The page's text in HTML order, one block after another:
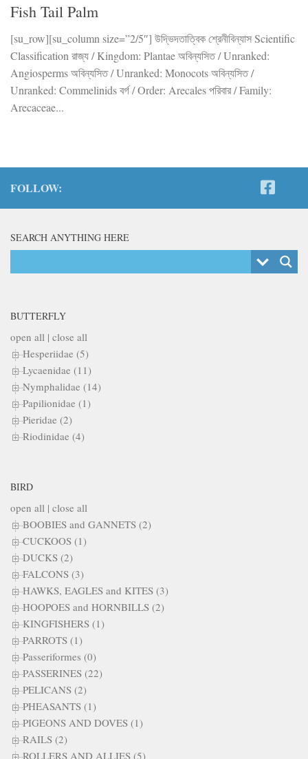
Fish Tail Palm
[su_row][su_column size=”2/5″] উদ্ভিদতাত্বিক শ্রেনীবিন্যাস Scientific
Classification রাজ্য / Kingdom: Plantae অবিন্যসিত / Unranked:
Angiosperms অবিন্যসিত / Unranked: Monocots অবিন্যসিত /
Unranked: Commelinids বর্গ / Order: Arecales পরিবার / Family:
Arecaceae...
FOLLOW:
SEARCH ANYTHING HERE
BUTTERFLY
open all | close all
Hesperiidae (5)
Lycaenidae (11)
Nymphalidae (14)
Papilionidae (1)
Pieridae (2)
Riodinidae (4)
BIRD
open all | close all
BOOBIES and GANNETS (2)
CUCKOOS (1)
DUCKS (2)
FALCONS (3)
HAWKS, EAGLES and KITES (3)
HOOPOES and HORNBILLS (2)
KINGFISHERS (1)
PARROTS (1)
Passeriformes (0)
PASSERINES (22)
PELICANS (2)
PHEASANTS (1)
PIGEONS AND DOVES (1)
RAILS (2)
ROLLERS AND ALLIES (5)